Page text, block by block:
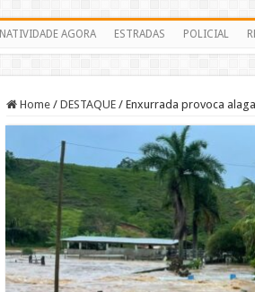
NATIVIDADE AGORA ESTRADAS POLICIAL
Home / DESTAQUE / Enxurrada provoca